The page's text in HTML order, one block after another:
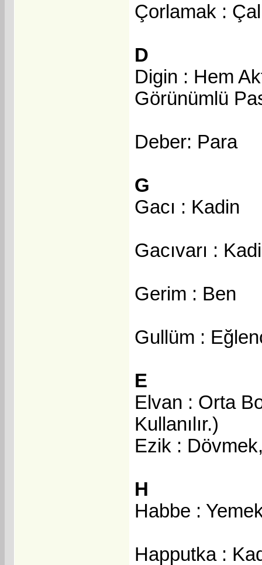
Çorlamak :
D
Digin : Hem
Görünümlü
Deber: Para
G
Gacı : Kadin
Gacıvarı :
Gerim : Ben
Gullüm :
E
Elvan : Orta
Kullanılır.)
Ezik :
H
Habbe :
Happutka :